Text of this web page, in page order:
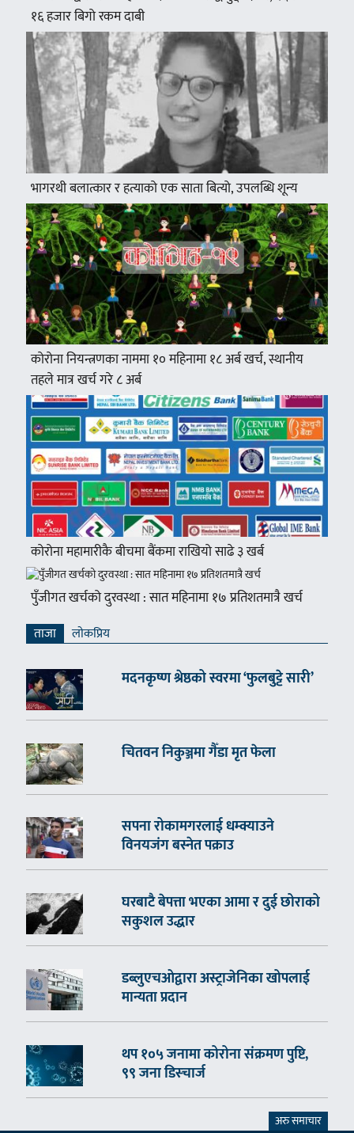
१६ हजार बिगो रकम दाबी
भागरथी बलात्कार र हत्याको एक साता बित्यो, उपलब्धि शून्य
कोरोना नियन्त्रणका नाममा १० महिनामा १८ अर्ब खर्च, स्थानीय
तहले मात्र खर्च गरे ८ अर्ब
कोरोना महामारीकै बीचमा बैंकमा राखियो साढे ३ खर्ब
पुँजीगत खर्चको दुरवस्था : सात महिनामा १७ प्रतिशतमात्रै खर्च
ताजा लाेकप्रिय
मदनकृष्ण श्रेष्ठको स्वरमा ‘फुलबुट्टे सारी’
चितवन निकुञ्जमा गैँडा मृत फेला
सपना रोकामगरलाई धम्क्याउने
विनयजंग बस्नेत पक्राउ
घरबाटै बेपत्ता भएका आमा र दुई छोराको
सकुशल उद्धार
डब्लुएचओद्वारा अस्ट्राजेनिका खोपलाई
मान्यता प्रदान
थप १०५ जनामा कोरोना संक्रमण पुष्टि,
९९ जना डिस्चार्ज
अरु समाचार